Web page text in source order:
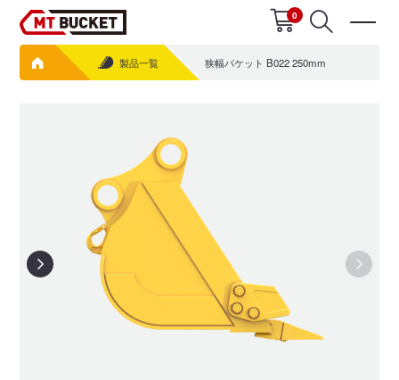
0
製品一覧 狭幅バケット B022 250mm